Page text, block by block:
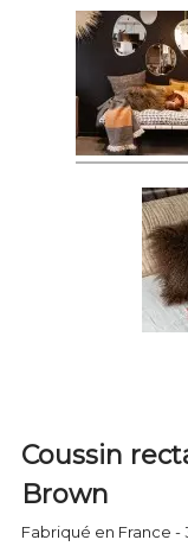
Coussin
Brown
Fabriqué en France -